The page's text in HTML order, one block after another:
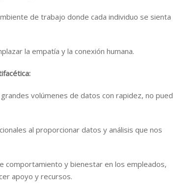
de trabajo donde cada individuo se sienta
la empatía y la conexión humana.
volúmenes de datos con rapidez, no
al proporcionar datos y análisis que nos
comportamiento y bienestar en los empleados,
apoyo y recursos.